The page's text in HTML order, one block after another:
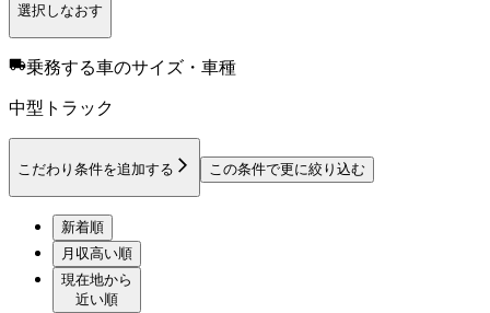
選択しなおす
乗務する車のサイズ・車種
中型トラック
こだわり条件を追加する この条件で更に絞り込む
新着順
月収高い順
現在地から
近い順